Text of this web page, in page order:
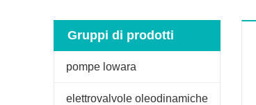
Gruppi di prodotti
pompe lowara
elettrovalvole oleodinamiche